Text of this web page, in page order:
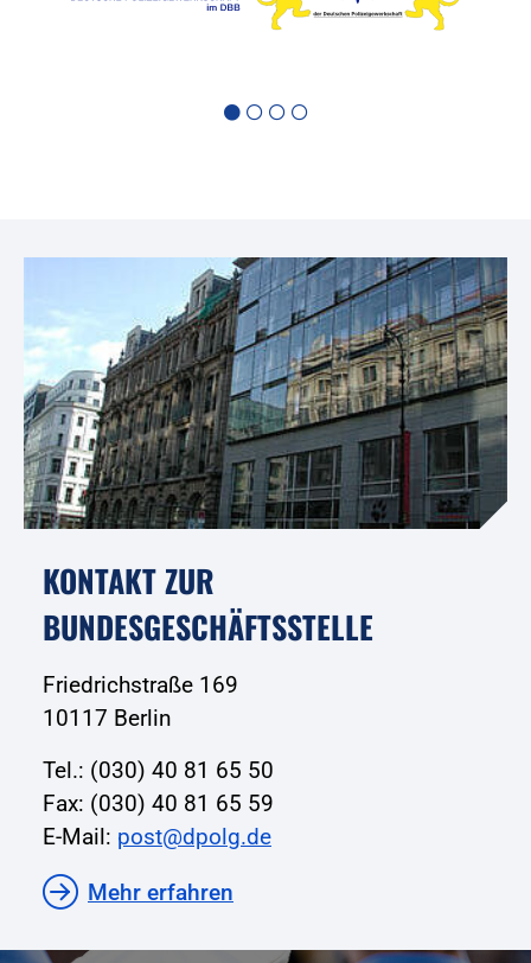
KONTAKT ZUR
BUNDESGESCHÄFTSSTELLE
Friedrichstraße 169
10117 Berlin
Tel.: (030) 40 81 65 50
Fax: (030) 40 81 65 59
E-Mail: post@dpolg.de
Mehr erfahren